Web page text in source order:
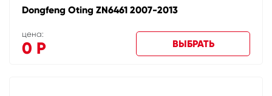
Dongfeng Oting ZN6461 2007-2013
цена:
0 Р ВЫБРАТЬ